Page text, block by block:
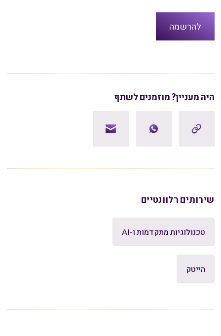
היה מעניין? מוזמנים לשתף
שירותים רלוונטיים
טכנולוגיות מתקדמות ו-AI
הייטק